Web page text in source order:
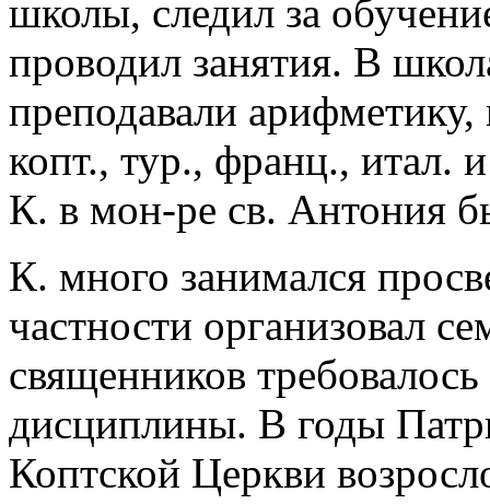
школы, следил за
проводил занятия. В
преподавали
копт., тур., франц., итал.
К. в мон-ре св. Антония
К. много занимался
частности организовал
священников
дисциплины. В годы
Коптской Церкви